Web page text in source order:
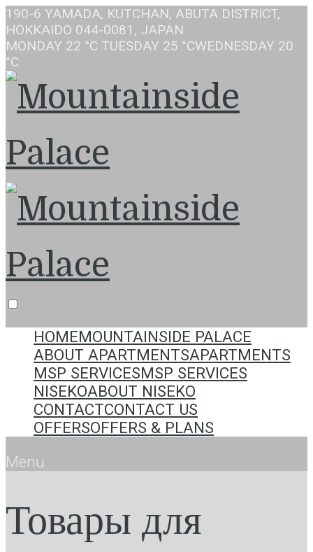
190-6 YAMADA, KUTCHAN, ABUTA DISTRICT,
HOKKAIDO 044-0081, JAPAN
MONDAY 22 °C TUESDAY 25 °CWEDNESDAY 20
°C
HOMEMOUNTAINSIDE PALACE
ABOUT APARTMENTSAPARTMENTS
MSP SERVICESMSP SERVICES
NISEKOABOUT NISEKO
CONTACTCONTACT US
OFFERSOFFERS & PLANS
Menu
Товары для